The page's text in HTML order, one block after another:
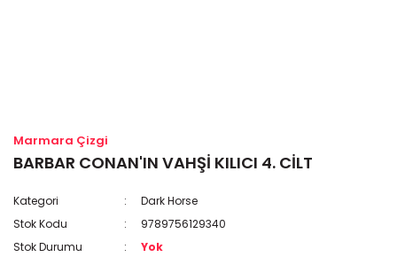
Marmara Çizgi
BARBAR CONAN'IN VAHŞİ KILICI 4. CİLT
Kategori
Dark Horse
Stok Kodu
9789756129340
Stok Durumu
Yok